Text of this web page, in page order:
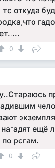
откуда
0
ещё
рогам.
0